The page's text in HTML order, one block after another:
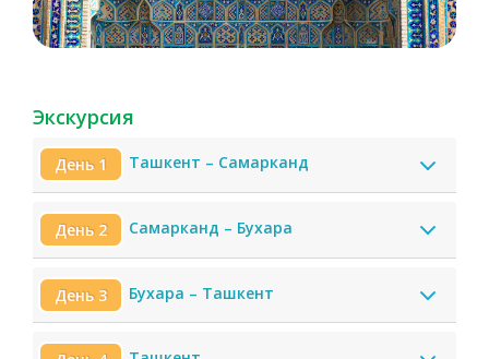
Экскурсия
День 1 Ташкент – Самарканд
День 2 Самарканд – Бухара
День 3 Бухара – Ташкент